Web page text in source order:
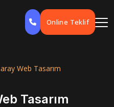
Online Teklif
Web Tasarım
Tasarım